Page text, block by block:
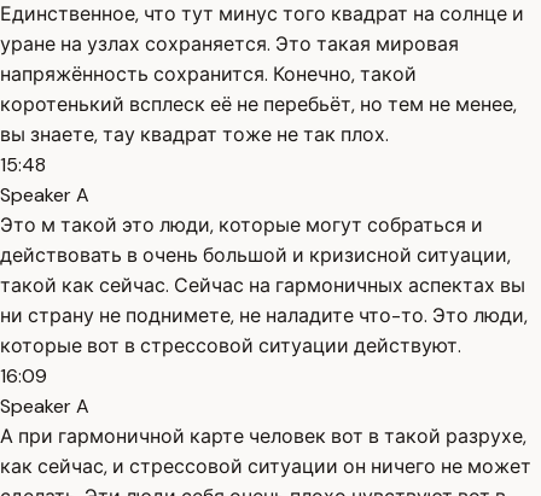
Единственное, что тут минус того квадрат на солнце и
уране на узлах сохраняется. Это такая мировая
напряжённость сохранится. Конечно, такой
коротенький всплеск её не перебьёт, но тем не менее,
вы знаете, тау квадрат тоже не так плох.
15:48
Speaker A
Это м такой это люди, которые могут собраться и
действовать в очень большой и кризисной ситуации,
такой как сейчас. Сейчас на гармоничных аспектах вы
ни страну не поднимете, не наладите что-то. Это люди,
которые вот в стрессовой ситуации действуют.
16:09
Speaker A
А при гармоничной карте человек вот в такой разрухе,
как сейчас, и стрессовой ситуации он ничего не может